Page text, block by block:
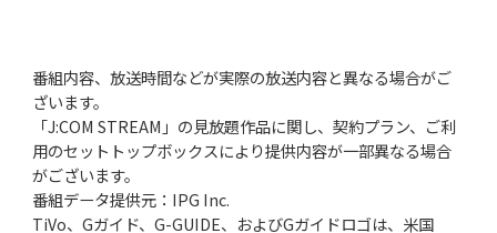
番組内容、放送時間などが実際の放送内容と異なる場合がご
ざいます。
「J:COM STREAM」の見放題作品に関し、契約プラン、ご利
用のセットトップボックスにより提供内容が一部異なる場合
がございます。
番組データ提供元：IPG Inc.
TiVo、Gガイド、G-GUIDE、およびGガイドロゴは、米国